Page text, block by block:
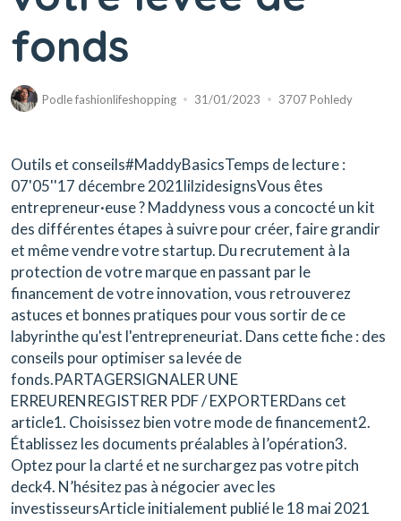
fonds
Podlefashionlifeshopping 31/01/2023 3707 Pohledy
Outils et conseils#MaddyBasicsTemps de lecture :
07'05''17 décembre 2021lilzidesignsVous êtes
entrepreneur·euse ? Maddyness vous a concocté un kit
des différentes étapes à suivre pour créer, faire grandir
et même vendre votre startup. Du recrutement à la
protection de votre marque en passant par le
financement de votre innovation, vous retrouverez
astuces et bonnes pratiques pour vous sortir de ce
labyrinthe qu'est l'entrepreneuriat. Dans cette fiche : des
conseils pour optimiser sa levée de
fonds.PARTAGERSIGNALER UNE
ERREURENREGISTRER PDF / EXPORTERDans cet
article1. Choisissez bien votre mode de financement2.
Établissez les documents préalables à l’opération3.
Optez pour la clarté et ne surchargez pas votre pitch
deck4. N’hésitez pas à négocier avec les
investisseursArticle initialement publié le 18 mai 2021